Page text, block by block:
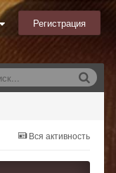
Регистрация
Вся активность